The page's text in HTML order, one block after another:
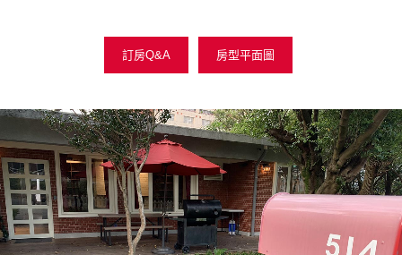
訂房Q&A 房型平面圖